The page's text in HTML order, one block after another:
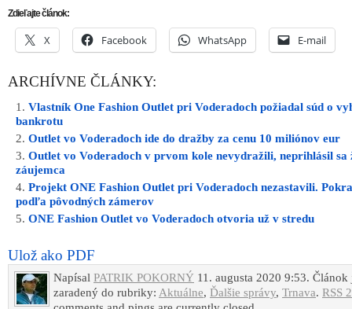
Zdieľajte článok:
X Facebook WhatsApp E-mail
ARCHÍVNE ČLÁNKY:
Vlastník One Fashion Outlet pri Voderadoch požiadal súd o
bankrotu
Outlet vo Voderadoch ide do dražby za cenu 10 miliónov eur
Outlet vo Voderadoch v prvom kole nevydražili, neprihlásil sa
záujemca
Projekt ONE Fashion Outlet pri Voderadoch nezastavili.
podľa pôvodných zámerov
ONE Fashion Outlet vo Voderadoch otvoria už v stredu
Ulož ako PDF
Napísal PATRIK POKORNÝ 11. augusta 2020 9:53. Článok
zaradený do rubriky: Aktuálne, Ďalšie správy, Trnava. RSS